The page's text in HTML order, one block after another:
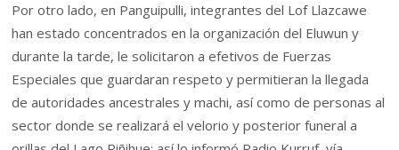
Por otro lado, en Panguipulli, integrantes del Lof Llazcawe
han estado concentrados en la organización del Eluwun y
durante la tarde, le solicitaron a efetivos de Fuerzas
Especiales que guardaran respeto y permitieran la llegada
de autoridades ancestrales y machi, así como de personas al
sector donde se realizará el velorio y posterior funeral a